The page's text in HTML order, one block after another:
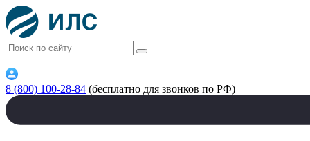
8 (800) 100-28-84 (бесплатно для звонков по РФ)